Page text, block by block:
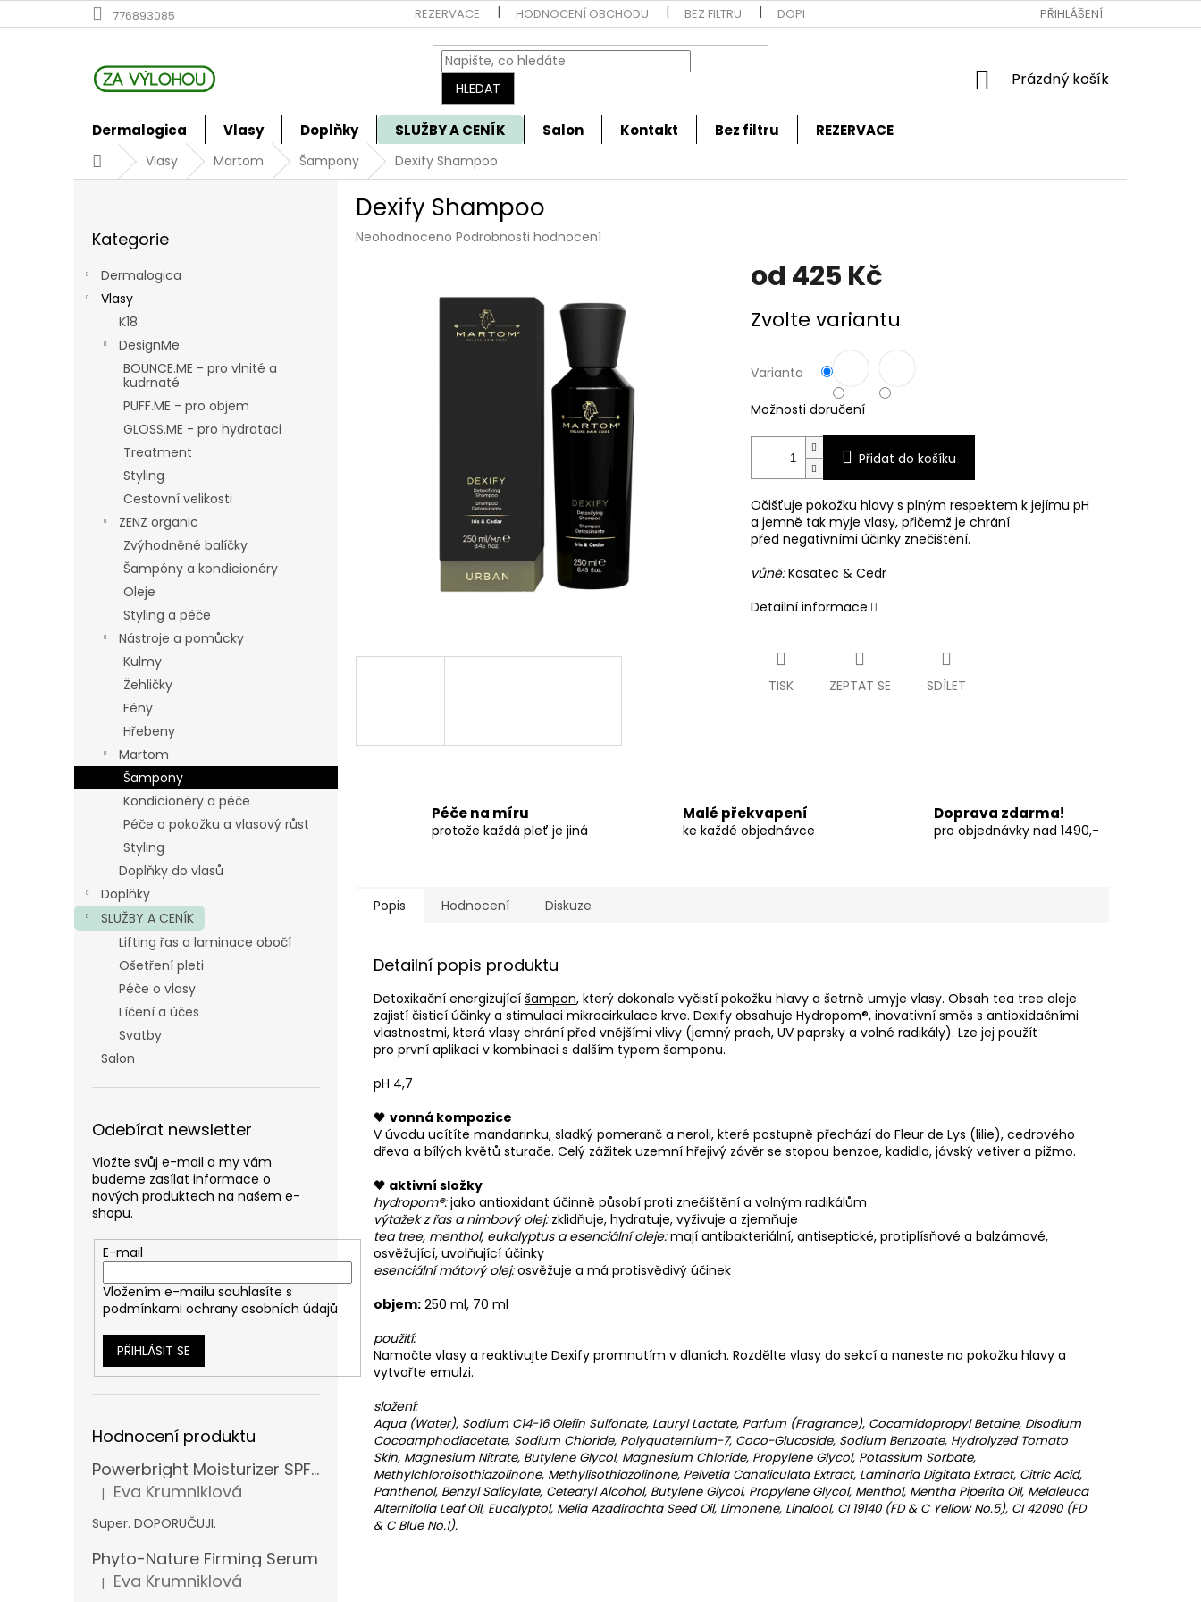
na
776893085 REZERVACE HODNOCENÍ OBCHODU BEZ FILTRU DOPRAVA A PLATBA OBCHODNÍ PODMÍNKY
PŘIHLÁŠENÍ
HLEDAT
NÁKUPNÍ
Prázdný košík
Dermalogica Vlasy Doplňky SLUŽBY A CENÍK Salon Kontakt Bez filtru REZERVACE
DomůVlasy Martom Šampony Dexify Shampoo
kategorie
Kategorie
Dermalogica
Vlasy
K18
DesignMe
BOUNCE.ME - pro vlnité a
kudrnaté
PUFF.ME - pro objem
GLOSS.ME - pro hydrataci
Treatment
Styling
Cestovní velikosti
ZENZ organic
Zvýhodněné balíčky
Šampóny a kondicionéry
Oleje
Styling a péče
Nástroje a pomůcky
Kulmy
Žehličky
Fény
Hřebeny
Martom
Šampony
Kondicionéry a péče
Péče o pokožku a vlasový růst
Styling
Doplňky do vlasů
Doplňky
SLUŽBY A CENÍK
Lifting řas a laminace obočí
Ošetření pleti
Péče o vlasy
Líčení a účes
Svatby
Salon
Odebírat newsletter
Vložte svůj e-mail a my vám
budeme zasílat informace o
nových produktech na našem e-
shopu.
E-mail
Vložením e-mailu souhlasíte s
podmínkami ochrany osobních údajů
PŘIHLÁSIT SE
Hodnocení produktu
Powerbright Moisturizer SPF 50
Hodnocení produktu je 5 z 5 hvězdiček.
| Eva Krumniklová
Super. DOPORUČUJI.
Phyto-Nature Firming Serum
Hodnocení produktu je 5 z 5 hvězdiček.
| Eva Krumniklová
Dexify Shampoo
Průměrné
Neohodnoceno Podrobnosti hodnocení
od 425 Kč
cena:
Zvolte variantu
Varianta
Možnosti doručení
Přidat do košíku
Očišťuje pokožku hlavy s plným respektem k jejímu pH
a jemně tak myje vlasy, přičemž je chrání
před negativními účinky znečištění.
vůně:Kosatec & Cedr
Detailní informace
TISK ZEPTAT SE SDÍLET
Péče na míru
protože každá pleť je jiná
Malé překvapení
ke každé objednávce
Doprava zdarma!
pro objednávky nad 1490,-
Popis Hodnocení Diskuze
Detailní popis produktu
Detoxikační energizující šampon, který dokonale vyčistí pokožku hlavy a šetrně umyje vlasy. Obsah tea tree oleje
zajistí čisticí účinky a stimulaci mikrocirkulace krve. Dexify obsahuje Hydropom®, inovativní směs s antioxidačními
vlastnostmi, která vlasy chrání před vnějšími vlivy (jemný prach, UV paprsky a volné radikály). Lze jej použít
pro první aplikaci v kombinaci s dalším typem šamponu.
pH 4,7
🖤 vonná kompozice
V úvodu ucítíte mandarinku, sladký pomeranč a neroli, které postupně přechází do Fleur de Lys (lilie), cedrového
dřeva a bílých květů sturače. Celý zážitek uzemní hřejivý závěr se stopou benzoe, kadidla, jávský vetiver a pižmo.
🖤 aktivní složky
hydropom®:jako antioxidant účinně působí proti znečištění a volným radikálům
výtažek z řas a nimbový olej: zklidňuje, hydratuje, vyživuje a zjemňuje
tea tree, menthol, eukalyptus a esenciální oleje:mají antibakteriální, antiseptické, protiplísňové a balzámové,
osvěžující, uvolňující účinky
esenciální mátový olej:osvěžuje a má protisvědivý účinek
objem: 250 ml, 70 ml
použití:
Namočte vlasy a reaktivujte Dexify promnutím v dlaních. Rozdělte vlasy do sekcí a naneste na pokožku hlavy a
vytvořte emulzi.
složení:
Aqua (Water), Sodium C14-16 Olefin Sulfonate, Lauryl Lactate, Parfum (Fragrance), Cocamidopropyl Betaine, Disodium
Cocoamphodiacetate, Sodium Chloride, Polyquaternium-7, Coco-Glucoside, Sodium Benzoate, Hydrolyzed Tomato
Skin, Magnesium Nitrate, Butylene Glycol, Magnesium Chloride, Propylene Glycol, Potassium Sorbate,
Methylchloroisothiazolinone, Methylisothiazolinone, Pelvetia Canaliculata Extract, Laminaria Digitata Extract, Citric Acid,
Panthenol, Benzyl Salicylate, Cetearyl Alcohol, Butylene Glycol, Propylene Glycol, Menthol, Mentha Piperita Oil, Melaleuca
Alternifolia Leaf Oil, Eucalyptol, Melia Azadirachta Seed Oil, Limonene, Linalool, CI 19140 (FD & C Yellow No.5), CI 42090 (FD
& C Blue No.1).